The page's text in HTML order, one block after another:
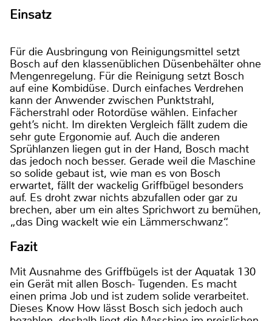
Einsatz
Für die Ausbringung von Reinigungsmittel setzt
Bosch auf den klassenüblichen Düsenbehälter ohne
Mengenregelung. Für die Reinigung setzt Bosch
auf eine Kombidüse. Durch einfaches Verdrehen
kann der Anwender zwischen Punktstrahl,
Fächerstrahl oder Rotordüse wählen. Einfacher
geht’s nicht. Im direkten Vergleich fällt zudem die
sehr gute Ergonomie auf. Auch die anderen
Sprühlanzen liegen gut in der Hand, Bosch macht
das jedoch noch besser. Gerade weil die Maschine
so solide gebaut ist, wie man es von Bosch
erwartet, fällt der wackelig Griffbügel besonders
auf. Es droht zwar nichts abzufallen oder gar zu
brechen, aber um ein altes Sprichwort zu bemühen,
„das Ding wackelt wie ein Lämmerschwanz“.
Fazit
Mit Ausnahme des Griffbügels ist der Aquatak 130
ein Gerät mit allen Bosch- Tugenden. Es macht
einen prima Job und ist zudem solide verarbeitet.
Dieses Know How lässt Bosch sich jedoch auch